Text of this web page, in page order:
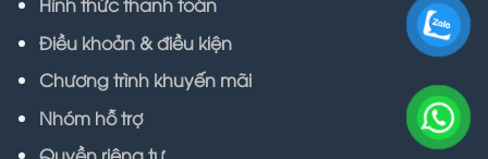
Điều khoản & điều kiện
Chương trình khuyến mãi
Nhóm hỗ trợ